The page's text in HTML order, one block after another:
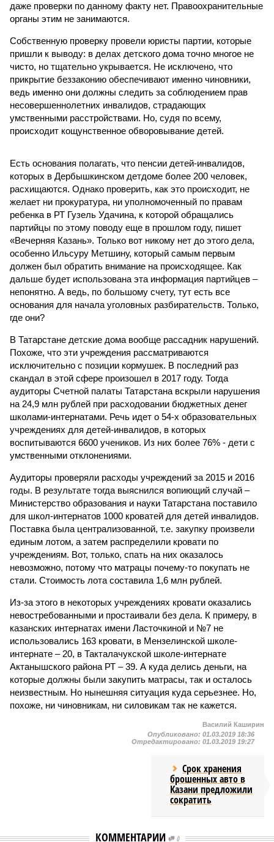
даже проверки по данному факту нет. Правоохранительные
органы этим не занимаются.
Собственную проверку провели юристы партии, которые
пришли к выводу: в делах детского дома точно многое не
чисто, но тщательно укрывается. Не исключено, что
прикрытие беззаконию обеспечивают именно чиновники,
ведь именно они должны следить за соблюдением прав
несовершеннолетних инвалидов, страдающих
умственными расстройствами. Но, судя по всему,
происходит кощунственное обворовывание детей.
Есть основания полагать, что пенсии детей-инвалидов,
которых в Дербышкинском детдоме более 200 человек,
расхищаются. Однако проверить, как это происходит, не
желает ни прокуратура, ни уполномоченный по правам
ребенка в РТ Гузель Удачина, к которой обращались
партийцы по этому поводу еще в прошлом году, пишет
«Вечерняя Казань». Только вот никому нет до этого дела,
особенно Ильсуру Метшину, который самым первым
должен был обратить внимание на происходящее. Как
дальше будет использована эта информация партийцев –
непонятно. А ведь, по большому счету, тут есть все
основания для начала уголовных разбирательств. Только,
где они?
В Татарстане детские дома вообще рассадник нарушений.
Похоже, что эти учреждения рассматриваются
исключительно с позиции кормушек. В последний раз
скандал в этой сфере произошел в 2017 году. Тогда
аудиторы Счетной палаты Татарстана вскрыли нарушения
на 24,9 млн рублей при расходовании бюджетных денег
школами-интернатами. Речь идет о 54-х образовательных
учреждениях для детей-инвалидов, в которых
воспитываются 6600 учеников. Из них более 76% - дети с
умственными отклонениями.
Аудиторы проверяли расходы учреждений за 2015 и 2016
годы. В результате тогда выяснился вопиющий случай –
Министерство образования и науки Татарстана поставило
для школ-интернатов 1000 кроватей для детей инвалидов.
Поставка была централизованной, т.е. закупку произвели
единым лотом, а затем распределили кровати по
учреждениям. Вот, только, спать на них оказалось
невозможно, потому что матрацы почему-то покупать не
стали. Стоимость лота составила 1,6 млн рублей.
Из-за этого в некоторых учреждениях кровати оказались
невостребованными и простаивали без дела. К примеру, в
казанских интернатах имени Ласточкиной и №7 не
использовались 163 кровати, в Мензелинской школе-
интернате – 20, в Такталачукской школе-интернате
Актанышского района РТ – 39. А куда делись деньги, на
которые должны были закупить матрасы, так и осталось
неизвестным. Но нынешняя ситуация куда серьезнее. Но,
похоже, ни чиновникам, ни силовикам так не кажется.
Василий Каширин
Опубликовано: 01.03.2019 18:36
Отредактировано: 01.03.2019 19:27
Срок хранения
брошенных авто в
Казани предложили
сократить
КОММЕНТАРИИ 0